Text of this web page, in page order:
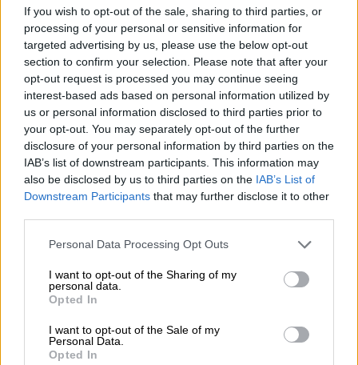
If you wish to opt-out of the sale, sharing to third parties, or
processing of your personal or sensitive information for
targeted advertising by us, please use the below opt-out
section to confirm your selection. Please note that after your
opt-out request is processed you may continue seeing
interest-based ads based on personal information utilized by
us or personal information disclosed to third parties prior to
your opt-out. You may separately opt-out of the further
disclosure of your personal information by third parties on the
IAB’s list of downstream participants. This information may
also be disclosed by us to third parties on the IAB’s List of
Downstream Participants that may further disclose it to other
Please note that this website/app uses one or more Google
not limited to your visit or usage behaviour. You may click to
grant or deny consent to Google and its third-party tags to
use your data for below specified purposes in below Google
consent section.
Personal Data Processing Opt Outs
I want to opt-out of the Sharing of my
personal data.
Opted In
I want to opt-out of the Sale of my
Personal Data.
Opted In
Κοινή ανακοίνωση της Θύρας 13 κατά
πολιτείας, Γιαννακόπουλου και
Αλαφούζου
Οι οργανωμένοι οπαδοί του Παναθηναϊκού
εξέδωσαν ανακοίνωση και τοποθετούνται
για τις εξελίξεις των τελευταίων ημερών
Αθλητισμός |20.02.2020 21:50